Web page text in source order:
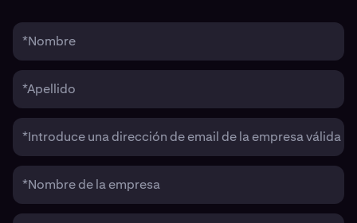
*Nombre
*Apellido
*Introduce una dirección de email de la empresa válida
*Nombre de la empresa